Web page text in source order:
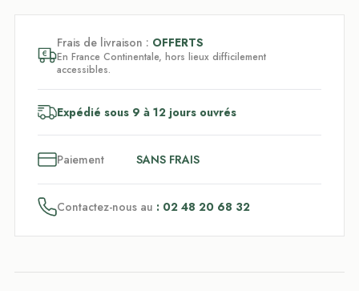
Frais de livraison : OFFERTS
En France Continentale, hors lieux difficilement
accessibles.
Expédié sous 9 à 12 jours ouvrés
Paiement SANS FRAIS
Contactez-nous au : 02 48 20 68 32